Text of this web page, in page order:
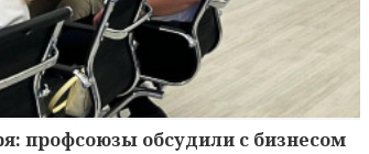
профсоюзы обсудили с бизнесом